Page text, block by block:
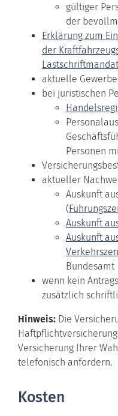
gültiger
der
Erklärung zum
der
aktuelle
bei juristischen
Personen
aktueller
Auskunft
(
Auskunft
Auskunft
Bundesamt
wenn kein
zusätzlich
Hinweis: Die
Versicherung Ihrer
telefonisch anfordern.
Kosten